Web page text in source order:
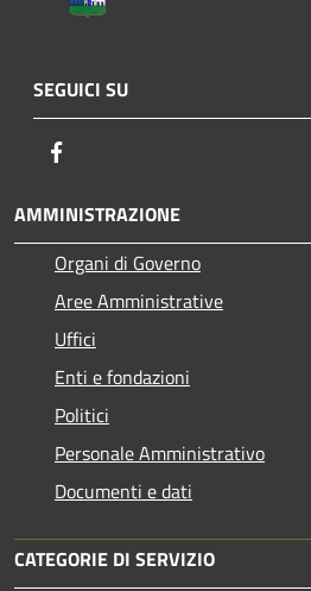
SEGUICI SU
AMMINISTRAZIONE
Organi di Governo
Aree Amministrative
Uffici
Enti e fondazioni
Politici
Personale Amministrativo
Documenti e dati
CATEGORIE DI SERVIZIO